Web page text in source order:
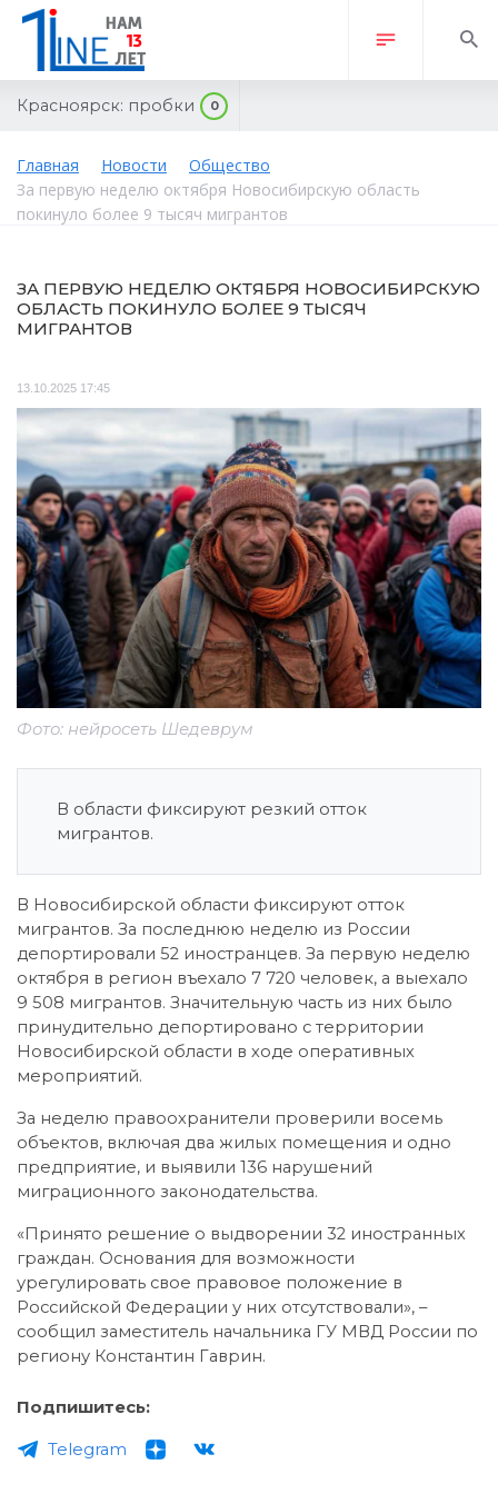
Красноярск: пробки 0
Главная Новости
Общество
За первую неделю октября Новосибирскую область
покинуло более 9 тысяч мигрантов
ЗА ПЕРВУЮ НЕДЕЛЮ ОКТЯБРЯ НОВОСИБИРСКУЮ
ОБЛАСТЬ ПОКИНУЛО БОЛЕЕ 9 ТЫСЯЧ
МИГРАНТОВ
13.10.2025 17:45
Фото: нейросеть Шедеврум
В области фиксируют резкий отток
мигрантов.
В Новосибирской области фиксируют отток
мигрантов. За последнюю неделю из России
депортировали 52 иностранцев. За первую неделю
октября в регион въехало 7 720 человек, а выехало
9 508 мигрантов. Значительную часть из них было
принудительно депортировано с территории
Новосибирской области в ходе оперативных
мероприятий.
За неделю правоохранители проверили восемь
объектов, включая два жилых помещения и одно
предприятие, и выявили 136 нарушений
миграционного законодательства.
«Принято решение о выдворении 32 иностранных
граждан. Основания для возможности
урегулировать свое правовое положение в
Российской Федерации у них отсутствовали», –
сообщил заместитель начальника ГУ МВД России по
региону Константин Гаврин.
Подпишитесь:
Telegram